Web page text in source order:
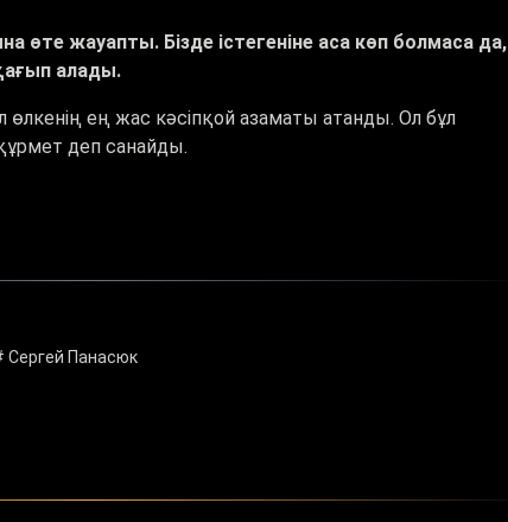
өте жауапты. Бізде істегеніне аса көп болмаса да,
алады.
ең жас кәсіпқой азаматы атанды. Ол бұл
деп санайды.
Сергей Панасюк